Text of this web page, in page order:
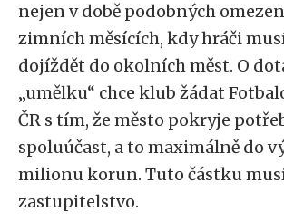
nejen v době podobných
zimních měsících, kdy hráči
dojíždět do okolních měst. O
„umělku“ chce klub žádat
ČR s tím, že město pokryje
spoluúčast, a to maximálně do
milionu korun. Tuto částku
zastupitelstvo.